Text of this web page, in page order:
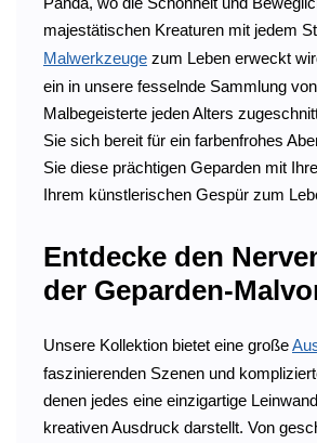
majestätischen Kreaturen mit jedem
Malwerkzeuge zum Leben erweckt
ein in unsere fesselnde Sammlung
Malbegeisterte jeden Alters
Sie sich bereit für ein farbenfrohes
Sie diese prächtigen Geparden mit
Ihrem künstlerischen Gespür zum
Entdecke den
der Geparden-
Unsere Kollektion bietet eine große
faszinierenden Szenen und
denen jedes eine einzigartige
kreativen Ausdruck darstellt. Von